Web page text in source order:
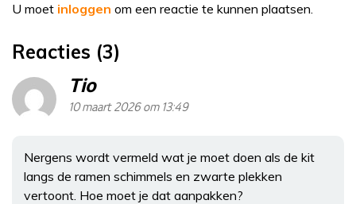
U moet inloggen om een reactie te kunnen plaatsen.
Reacties (3)
Tio
10 maart 2026 om 13:49
Nergens wordt vermeld wat je moet doen als de kit
langs de ramen schimmels en zwarte plekken
vertoont. Hoe moet je dat aanpakken?